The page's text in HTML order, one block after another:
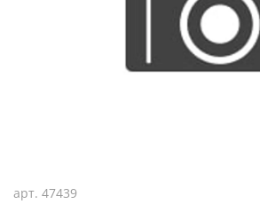
арт. 47439